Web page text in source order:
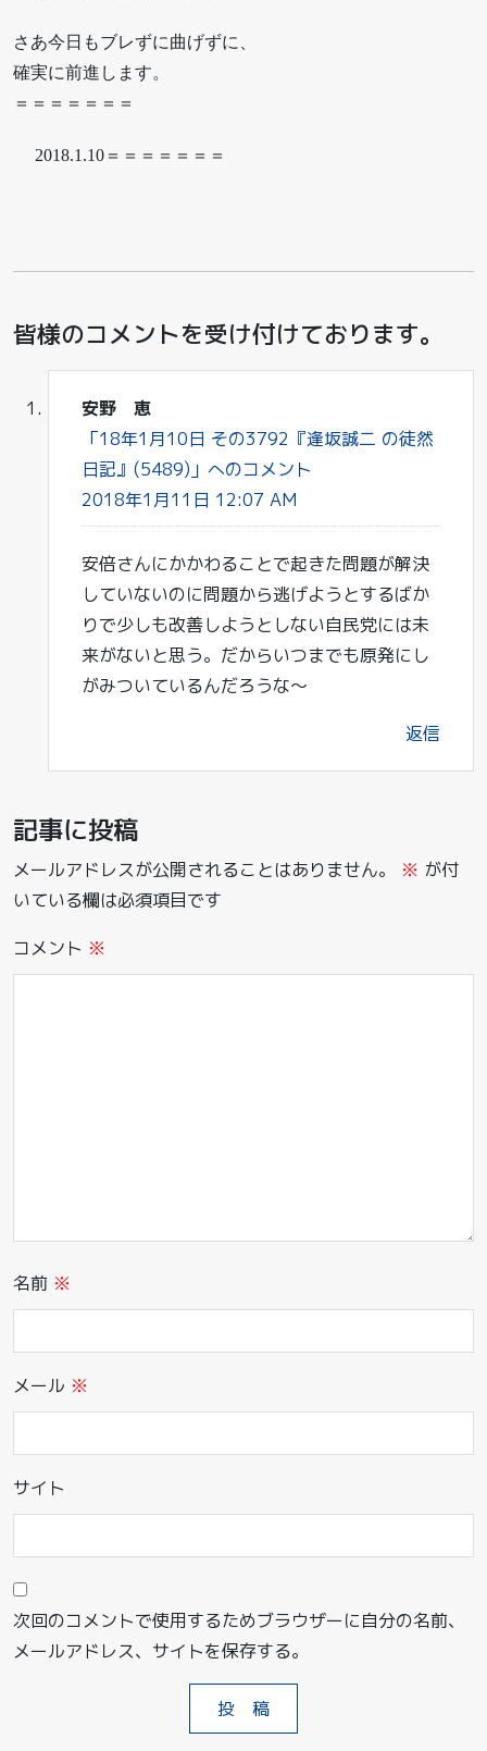
さあ今日もブレずに曲げずに、
確実に前進します。
＝＝＝＝＝＝＝
2018.1.10＝＝＝＝＝＝＝
皆様のコメントを受け付けております。
安野 恵
「18年1月10日 その3792『逢坂誠二 の徒然
日記』(5489)」へのコメント
2018年1月11日 12:07 AM
安倍さんにかかわることで起きた問題が解決
していないのに問題から逃げようとするばか
りで少しも改善しようとしない自民党には未
来がないと思う。だからいつまでも原発にし
がみついているんだろうな～
返信
記事に投稿
メールアドレスが公開されることはありません。 ※ が付
いている欄は必須項目です
コメント ※
名前 ※
メール ※
サイト
次回のコメントで使用するためブラウザーに自分の名前、
メールアドレス、サイトを保存する。